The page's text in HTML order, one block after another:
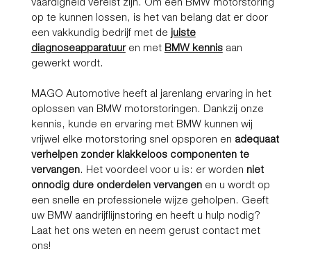
op te kunnen lossen, is het van belang dat er door
een vakkundig bedrijf met de juiste
diagnoseapparatuuren met BMW kennisaan
gewerkt wordt.
MAGO Automotive heeft al jarenlang ervaring in het
oplossen van BMW motorstoringen. Dankzij onze
kennis, kunde en ervaring met BMW kunnen wij
vrijwel elke motorstoring snel opsporen en adequaat
verhelpen zonder klakkeloos componenten te
vervangen. Het voordeel voor u is: er worden niet
onnodig dure onderdelen vervangenen u wordt op
een snelle en professionele wijze geholpen. Geeft
uw BMW aandrijflijnstoring en heeft u hulp nodig?
Laat het ons weten en neem gerust contact met
ons!